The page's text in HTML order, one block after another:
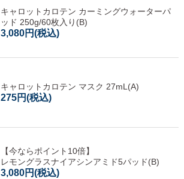
キャロットカロテン カーミングウォーターパ
ッド 250g/60枚入り(B)
3,080円(税込)
キャロットカロテン マスク 27mL(A)
275円(税込)
【今ならポイント10倍】
レモングラスナイアシンアミド5パッド(B)
3,080円(税込)